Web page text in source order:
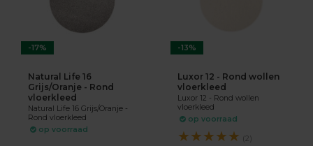
-17%
Natural Life 16
Grijs/Oranje - Rond
vloerkleed
Natural Life 16 Grijs/Oranje -
Rond vloerkleed
op voorraad
-13%
Luxor 12 - Rond wollen
vloerkleed
Luxor 12 - Rond wollen
vloerkleed
op voorraad
★★★★★ (2)